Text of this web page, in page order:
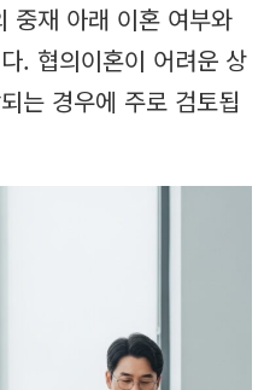
중재 아래 이혼 여부와
. 협의이혼이 어려운 상
는 경우에 주로 검토됩